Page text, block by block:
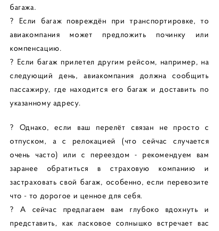
багажа.
? Если багаж повреждён при транспортировке, то
авиакомпания может предложить починку или
компенсацию.
? Если багаж прилетел другим рейсом, например, на
следующий день, авиакомпания должна сообщить
пассажиру, где находится его багаж и доставить по
указанному адресу.
? Однако, если ваш перелёт связан не просто с
отпуском, а с релокацией (что сейчас случается
очень часто) или с переездом - рекомендуем вам
заранее обратиться в страховую компанию и
застраховать свой багаж, особенно, если перевозите
что - то дорогое и ценное для себя.
? А сейчас предлагаем вам глубоко вдохнуть и
представить, как ласковое солнышко встречает вас